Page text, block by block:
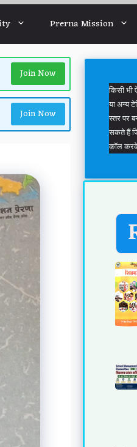
Prerna Mission
Join Now
Join Now
किसी भी
या अन्य
स्तर पर
सकते हैं
कॉल